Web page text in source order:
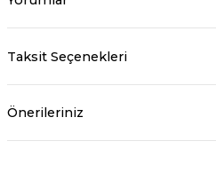
Taksit Seçenekleri
Önerileriniz